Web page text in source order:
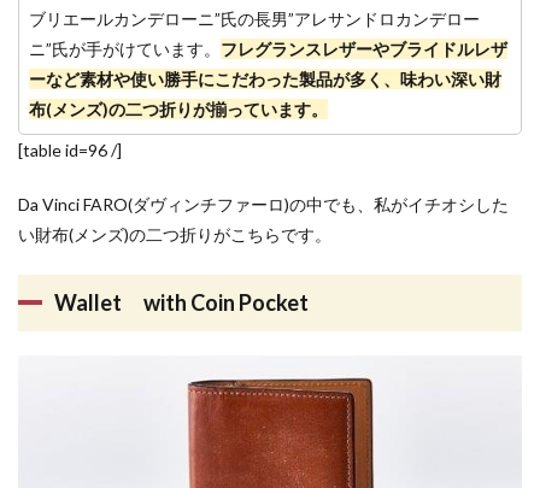
ブリエールカンデローニ”氏の長男”アレサンドロカンデロー
ニ”氏が手がけています。 フレグランスレザーやブライドルレザ
ーなど素材や使い勝手にこだわった製品が多く、味わい深い財
布(メンズ)の二つ折りが揃っています。
[table id=96 /]
Da Vinci FARO(ダヴィンチファーロ)の中でも、私がイチオシした
い財布(メンズ)の二つ折りがこちらです。
Wallet with Coin Pocket